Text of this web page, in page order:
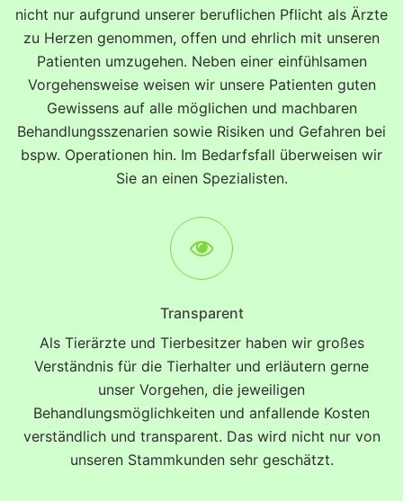
nicht nur aufgrund unserer beruflichen Pflicht als Ärzte
zu Herzen genommen, offen und ehrlich mit unseren
Patienten umzugehen. Neben einer einfühlsamen
Vorgehensweise weisen wir unsere Patienten guten
Gewissens auf alle möglichen und machbaren
Behandlungsszenarien sowie Risiken und Gefahren bei
bspw. Operationen hin. Im Bedarfsfall überweisen wir
Sie an einen Spezialisten.
Transparent
Als Tierärzte und Tierbesitzer haben wir großes
Verständnis für die Tierhalter und erläutern gerne
unser Vorgehen, die jeweiligen
Behandlungsmöglichkeiten und anfallende Kosten
verständlich und transparent. Das wird nicht nur von
unseren Stammkunden sehr geschätzt.